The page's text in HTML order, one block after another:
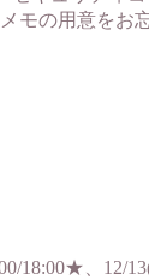
モの用意をお
18:00★、12/